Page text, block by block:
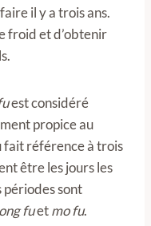
il y a trois ans.
froid et d’obtenir
est considéré
propice au
fait référence à trois
être les jours les
périodes sont
fuetmo fu.